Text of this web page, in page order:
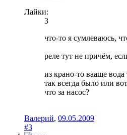
Лайки:
3
что-то я сумлеваюсь,
реле тут не причём,
из крано-то вааще вода
так всегда было или
что за насос?
Валерий, 09.05.2009
#3